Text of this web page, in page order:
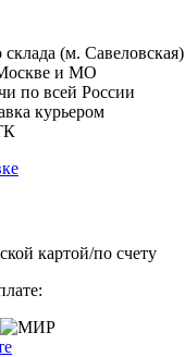
(м. Савеловская)
и МО
по всей России
курьером
картой/по счету